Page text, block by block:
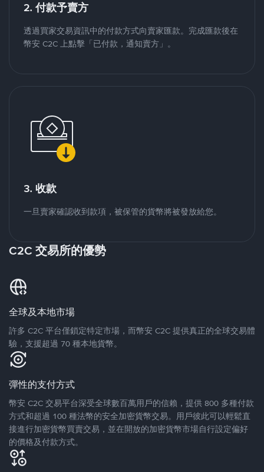
2. 付款予賣方
透過買家交易資訊中的付款方式向賣家匯款。完成匯款後在
幣安 C2C 上點擊「已付款，通知賣方」。
3. 收款
一旦賣家確認收到款項，被保管的貨幣將被發放給您。
C2C 交易所的優勢
全球及本地市場
許多 C2C 平台僅鎖定特定市場，而幣安 C2C 提供真正的全球交易體
驗，支援超過 70 種本地貨幣。
彈性的支付方式
幣安 C2C 交易平台深受全球數百萬用戶的信賴，提供 800 多種付款
方式和超過 100 種法幣的安全加密貨幣交易。用戶彼此可以輕鬆直
接進行加密貨幣買賣交易，並在開放的加密貨幣市場自行設定偏好
的價格及付款方式。